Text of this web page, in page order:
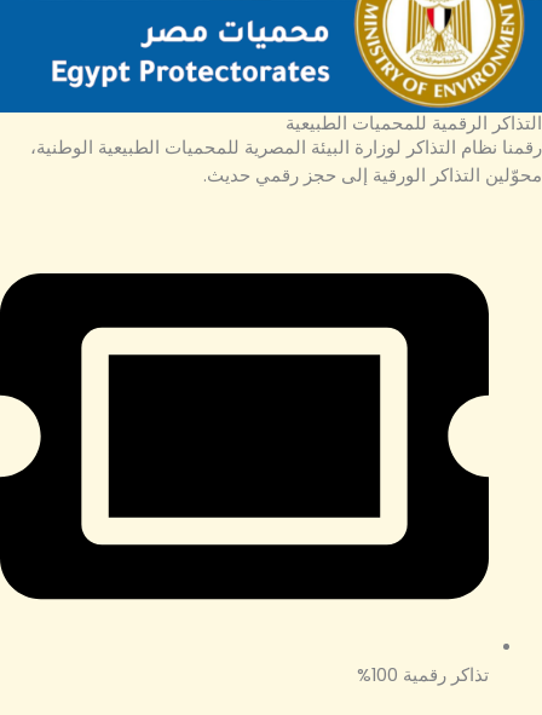
التذاكر الرقمية للمحميات الطبيعية
رقمنا نظام التذاكر لوزارة البيئة المصرية للمحميات الطبيعية الوطنية،
محوّلين التذاكر الورقية إلى حجز رقمي حديث.
تذاكر رقمية 100%